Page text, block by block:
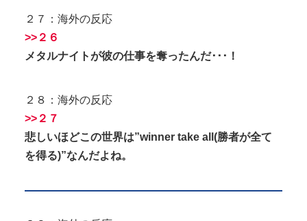
２７：海外の反応
>>２６
メタルナイトが彼の仕事を奪ったんだ･･･！
２８：海外の反応
>>２７
悲しいほどこの世界は”winner take all(勝者が全て
を得る)”なんだよね。